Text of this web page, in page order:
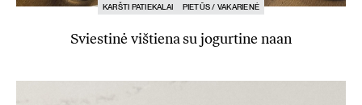
KARŠTI PATIEKALAI PIETŪS / VAKARIENĖ
Sviestinė vištiena su jogurtine naan